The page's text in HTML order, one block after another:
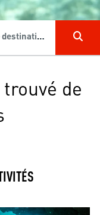
Rechercher un séjour, une activité, une destination...
trouvé de